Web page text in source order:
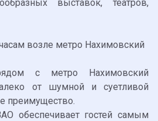
выставок, театров,
возле метро Нахимовский
с метро Нахимовский
от шумной и суетливой
преимущество.
обеспечивает гостей самым